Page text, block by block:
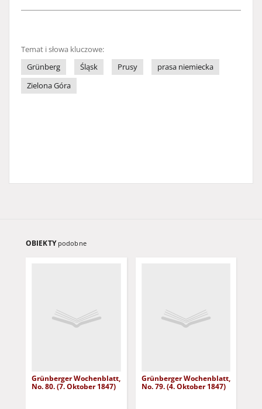
Temat i słowa kluczowe:
Grünberg
Śląsk Prusy
prasa niemiecka
Zielona Góra
OBIEKTY podobne
Grünberger Wochenblatt,
No. 80. (7. Oktober 1847)
Grünberger Wochenblatt,
No. 79. (4. Oktober 1847)